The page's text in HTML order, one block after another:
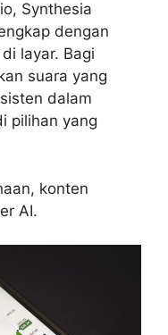
Synthesia
dengan
layar. Bagi
suara yang
dalam
pilihan yang
konten
AI.